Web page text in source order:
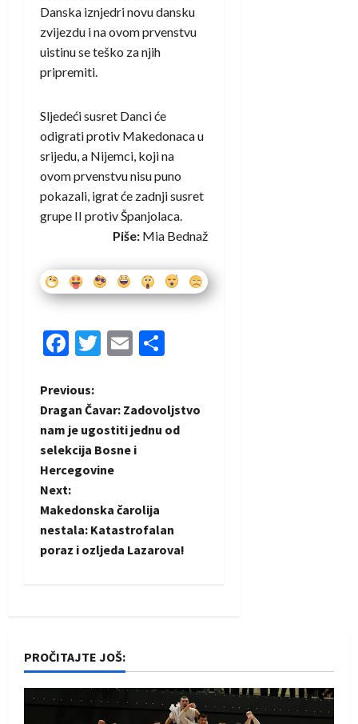
Danska iznjedri novu dansku
zvijezdu i na ovom prvenstvu
uistinu se teško za njih
pripremiti.
Sljedeći susret Danci će
odigrati protiv Makedonaca u
srijedu, a Nijemci, koji na
ovom prvenstvu nisu puno
pokazali, igrat će zadnji susret
grupe II protiv Španjolaca.
Piše:Mia Bednaž
Facebook
Twitter
Email
P
o
s
t
n
a
g
a
Previous:
Dragan Čavar: Zadovoljstvo
nam je ugostiti jednu od
selekcija Bosne i
Hercegovine
Next:
Makedonska čarolija
nestala: Katastrofalan
poraz i ozljeda Lazarova!
PROČITAJTE JOŠ: